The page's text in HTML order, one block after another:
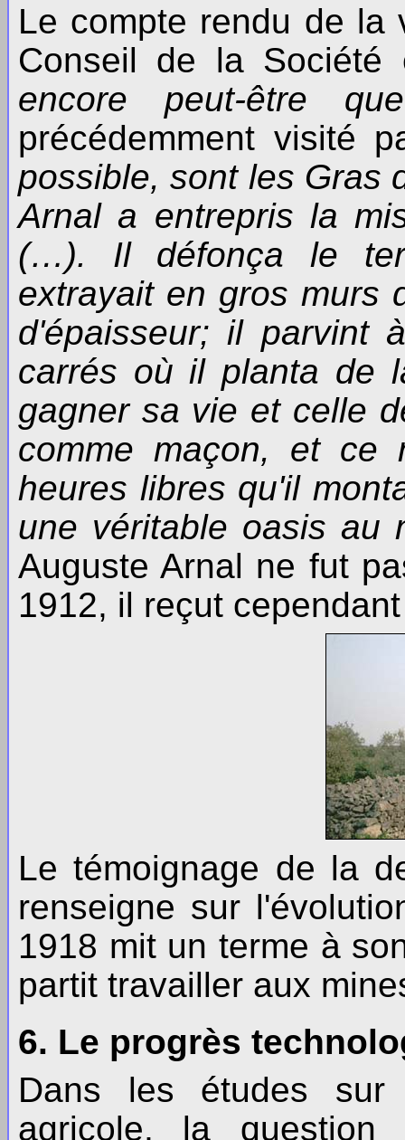
Le compte rendu de la
Conseil de la
encore peut-être
précédemment visité
possible, sont les Gras
Arnal a entrepris la
(…). Il défonça le
extrayait en gros murs
d'épaisseur; il parvint
carrés où il planta de
gagner sa vie et celle
comme maçon, et
heures libres qu'il
une véritable oasis au
Auguste Arnal ne fut
1912, il reçut
Le témoignage de la
renseigne sur
1918 mit un terme à
partit travailler aux
6. Le progrès
Dans les études sur
agricole, la